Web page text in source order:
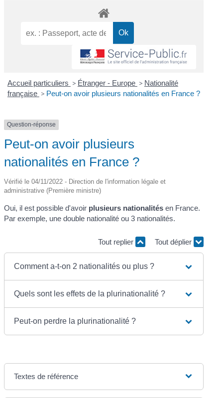
Accueil particuliers > Étranger - Europe > Nationalité
française > Peut-on avoir plusieurs nationalités en France ?
Question-réponse
Peut-on avoir plusieurs
nationalités en France ?
Vérifié le 04/11/2022 - Direction de l'information légale et
administrative (Première ministre)
Oui, il est possible d'avoir plusieurs nationalités en France.
Par exemple, une double nationalité ou 3 nationalités.
Tout replier Tout déplier
Comment a-t-on 2 nationalités ou plus ?
Quels sont les effets de la plurinationalité ?
Peut-on perdre la plurinationalité ?
Textes de référence